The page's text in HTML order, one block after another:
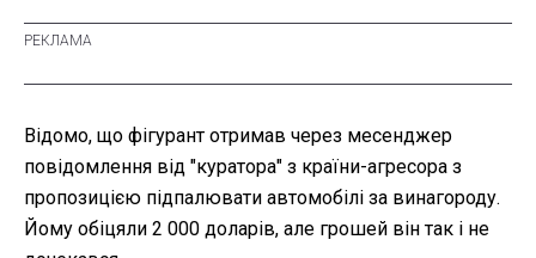
Відомо, що фігурант отримав через месенджер
повідомлення від "куратора" з країни-агресора з
пропозицією підпалювати автомобілі за винагороду.
Йому обіцяли 2 000 доларів, але грошей він так і не